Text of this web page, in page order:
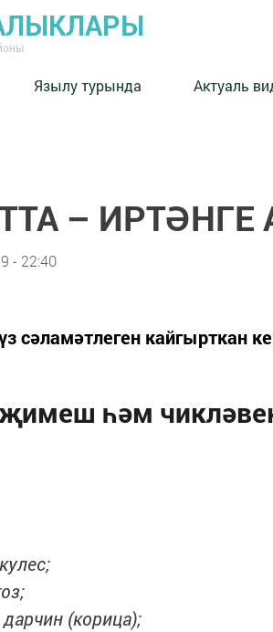
Язылу турында Актуаль
– ИРТӘНГЕ
- 22:40
сәламәтлеген кайгырткан
һәм
(корица);